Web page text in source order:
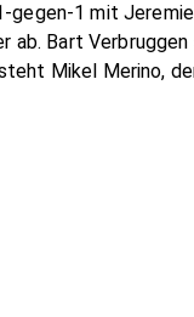
1 mit
Bart
Mikel Merino,